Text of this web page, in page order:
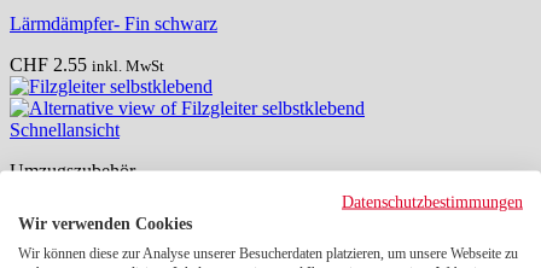
Lärmdämpfer- Fin schwarz
CHF 2.55 inkl. MwSt
Schnellansicht
Umzugszubehör
CHF8.00 inkl. MwSt
Datenschutzbestimmungen
Wir verwenden Cookies
Wir können diese zur Analyse unserer Besucherdaten platzieren, um unsere Webseite zu